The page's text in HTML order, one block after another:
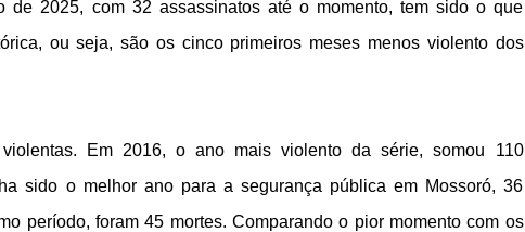
de 2025, com 32 assassinatos até o momento, tem sido o que
ou seja, são os cinco primeiros meses menos violento dos
Em 2016, o ano mais violento da série, somou 110
sido o melhor ano para a segurança pública em Mossoró, 36
período, foram 45 mortes. Comparando o pior momento com os